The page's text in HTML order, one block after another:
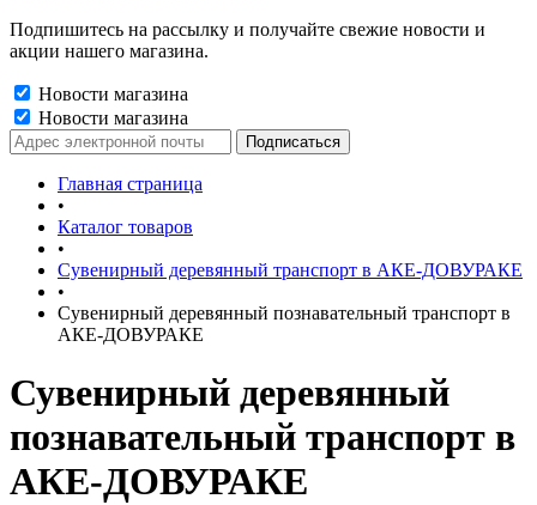
Подпишитесь на рассылку и получайте свежие новости и
акции нашего магазина.
Новости магазина
Новости магазина
Главная страница
•
Каталог товаров
•
Сувенирный деревянный транспорт в АКЕ-ДОВУРАКЕ
•
Сувенирный деревянный познавательный транспорт в
АКЕ-ДОВУРАКЕ
Сувенирный деревянный
познавательный транспорт в
АКЕ-ДОВУРАКЕ